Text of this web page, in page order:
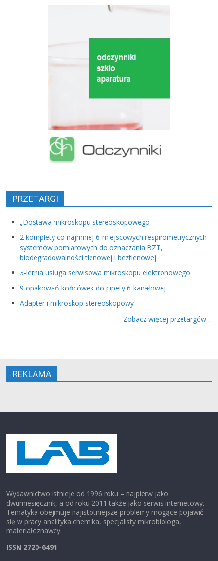
PRZETARGI
„Dostawa mikroskopu stereoskopowego
2 komplety co najmniej 6-miejscowych respirometrycznych
systemów pomiarowych do oznaczania BZT,
biodegradowalności tlenowej i beztlenowej
3-letnia usługa serwisowa mikroskopu elektronowego
9 opakowań końcówek do pipety 6-kanałowej
Adapter i mikroskop stereoskopowy
Zobacz więcej przetargów…
REKLAMA
Wydawnictwo istnieje od 1996 roku – najpierw jako
dwumiesięcznik, a od roku 2011 także jako serwis internetowy.
Tematyka obejmuje najistotniejsze problemy mogące pojawić
się w pracy analityka chemika, specjalisty mikrobiologa,
materiałoznawcy.
ISSN 2720-6491